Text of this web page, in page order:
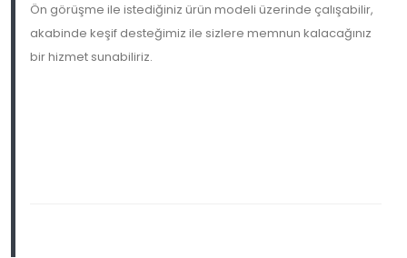
Ön görüşme ile istediğiniz ürün modeli üzerinde çalışabilir,
akabinde keşif desteğimiz ile sizlere memnun kalacağınız
bir hizmet sunabiliriz.